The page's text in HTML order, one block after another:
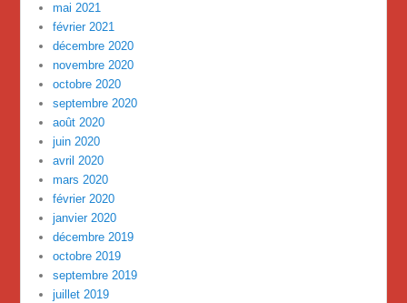
mai 2021
février 2021
décembre 2020
novembre 2020
octobre 2020
septembre 2020
août 2020
juin 2020
avril 2020
mars 2020
février 2020
janvier 2020
décembre 2019
octobre 2019
septembre 2019
juillet 2019